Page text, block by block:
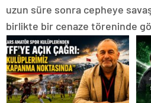
uzun süre sonra cepheye
birlikte bir cenaze töreninde